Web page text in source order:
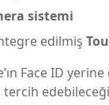
sistemi
edilmiş
Face ID